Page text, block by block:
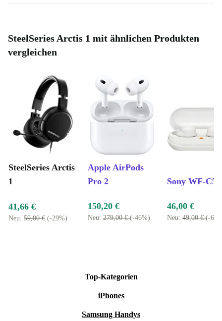
SteelSeries Arctis 1 mit ähnlichen Produkten
vergleichen
SteelSeries Arctis
1
Apple AirPods
Pro 2
Sony WF-
41,66 €
Neu: 59,00 € (-29%)
150,20 €
Neu: 279,00 €(-46%)
46,00 €
Neu: 49,00 €(-6%)
Top-Kategorien
iPhones
Samsung Handys